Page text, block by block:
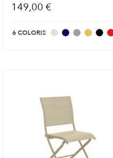
149,00 €
6 COLORIS